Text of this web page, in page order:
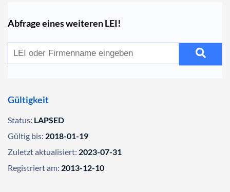
Abfrage eines weiteren LEI!
Gültigkeit
Status: LAPSED
Gültig bis: 2018-01-19
Zuletzt aktualisiert: 2023-07-31
Registriert am: 2013-12-10